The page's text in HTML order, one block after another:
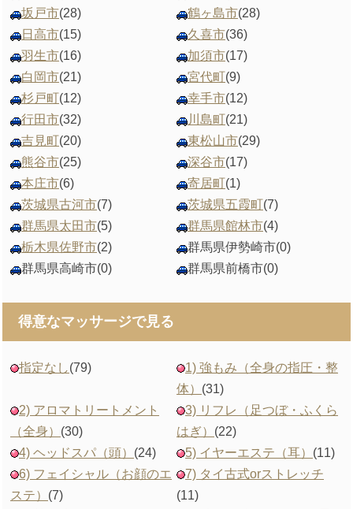
坂戸市(28) 鶴ヶ島市(28)
日高市(15) 久喜市(36)
羽生市(16) 加須市(17)
白岡市(21) 宮代町(9)
杉戸町(12) 幸手市(12)
行田市(32) 川島町(21)
吉見町(20) 東松山市(29)
熊谷市(25) 深谷市(17)
本庄市(6) 寄居町(1)
茨城県古河市(7) 茨城県五霞町(7)
群馬県太田市(5) 群馬県館林市(4)
栃木県佐野市(2) 群馬県伊勢崎市(0)
群馬県高崎市(0) 群馬県前橋市(0)
得意なマッサージで見る
指定なし(79)
1) 強もみ（全身の指圧・整
体） (31)
2) アロマトリートメント
（全身） (30)
3) リフレ（足つぼ・ふくら
はぎ） (22)
4) ヘッドスパ（頭） (24) 5) イヤーエステ（耳） (11)
6) フェイシャル（お顔のエ
ステ） (7)
7) タイ古式orストレッチ
(11)